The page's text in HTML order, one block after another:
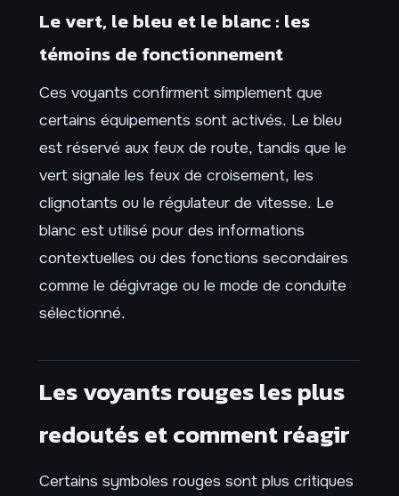
Le vert, le bleu et le blanc : les
témoins de fonctionnement
Ces voyants confirment simplement que
certains équipements sont activés. Le bleu
est réservé aux feux de route, tandis que le
vert signale les feux de croisement, les
clignotants ou le régulateur de vitesse. Le
blanc est utilisé pour des informations
contextuelles ou des fonctions secondaires
comme le dégivrage ou le mode de conduite
sélectionné.
Les voyants rouges les plus
redoutés et comment réagir
Certains symboles rouges sont plus critiques